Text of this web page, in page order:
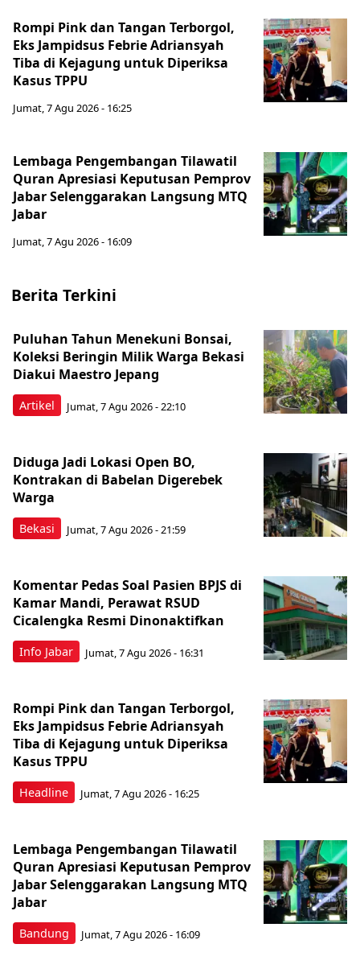
Rompi Pink dan Tangan Terborgol,
Eks Jampidsus Febrie Adriansyah
Tiba di Kejagung untuk Diperiksa
Kasus TPPU
Jumat, 7 Agu 2026 - 16:25
Lembaga Pengembangan Tilawatil
Quran Apresiasi Keputusan Pemprov
Jabar Selenggarakan Langsung MTQ
Jabar
Jumat, 7 Agu 2026 - 16:09
Berita Terkini
Artikel
Puluhan Tahun Menekuni Bonsai,
Koleksi Beringin Milik Warga Bekasi
Diakui Maestro Jepang
Jumat, 7 Agu 2026 - 22:10
Bekasi
Diduga Jadi Lokasi Open BO,
Kontrakan di Babelan Digerebek
Warga
Jumat, 7 Agu 2026 - 21:59
Info Jabar
Komentar Pedas Soal Pasien BPJS di
Kamar Mandi, Perawat RSUD
Cicalengka Resmi Dinonaktifkan
Jumat, 7 Agu 2026 - 16:31
Headline
Rompi Pink dan Tangan Terborgol,
Eks Jampidsus Febrie Adriansyah
Tiba di Kejagung untuk Diperiksa
Kasus TPPU
Jumat, 7 Agu 2026 - 16:25
Bandung
Lembaga Pengembangan Tilawatil
Quran Apresiasi Keputusan Pemprov
Jabar Selenggarakan Langsung MTQ
Jabar
Jumat, 7 Agu 2026 - 16:09